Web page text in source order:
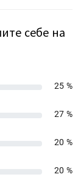
себе на
25 %
27 %
20 %
20 %